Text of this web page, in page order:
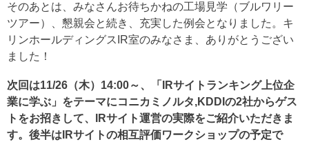
そのあとは、みなさんお待ちかねの工場見学（ブルワリー
ツアー）、懇親会と続き、充実した例会となりました。キ
リンホールディングスIR室のみなさま、ありがとうござい
ました！
次回は11/26（木）14:00～、「IRサイトランキング上位企
業に学ぶ」をテーマにコニカミノルタ,KDDIの2社からゲス
トをお招きして、IRサイト運営の実際をご紹介いただきま
す。後半はIRサイトの相互評価ワークショップの予定で